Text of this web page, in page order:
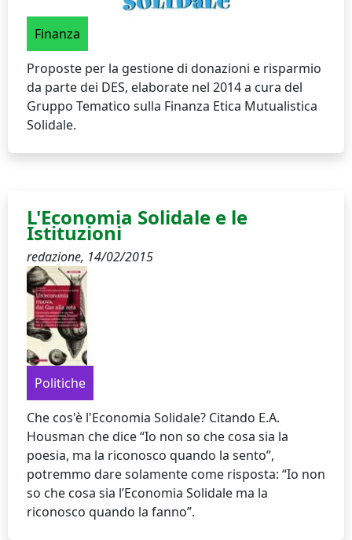
Finanza
Proposte per la gestione di donazioni e risparmio
da parte dei DES, elaborate nel 2014 a cura del
Gruppo Tematico sulla Finanza Etica Mutualistica
Solidale.
L'Economia Solidale e le
Istituzioni
redazione, 14/02/2015
Politiche
Che cos'è l'Economia Solidale? Citando E.A.
Housman che dice “Io non so che cosa sia la
poesia, ma la riconosco quando la sento”,
potremmo dare solamente come risposta: “Io non
so che cosa sia l’Economia Solidale ma la
riconosco quando la fanno”.